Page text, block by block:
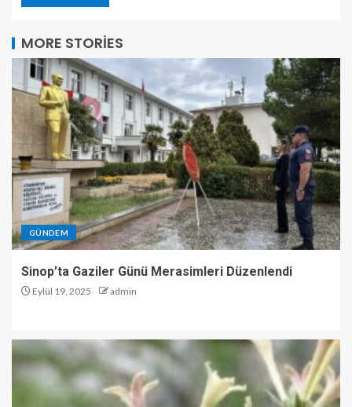
MORE STORIES
GÜNDEM
Sinop’ta Gaziler Günü Merasimleri Düzenlendi
Eylül 19, 2025 admin